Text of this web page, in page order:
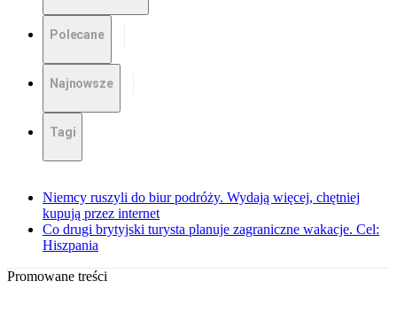
Polecane
Najnowsze
Tagi
Niemcy ruszyli do biur podróży. Wydają więcej, chętniej
kupują przez internet
Co drugi brytyjski turysta planuje zagraniczne wakacje. Cel:
Hiszpania
Promowane treści